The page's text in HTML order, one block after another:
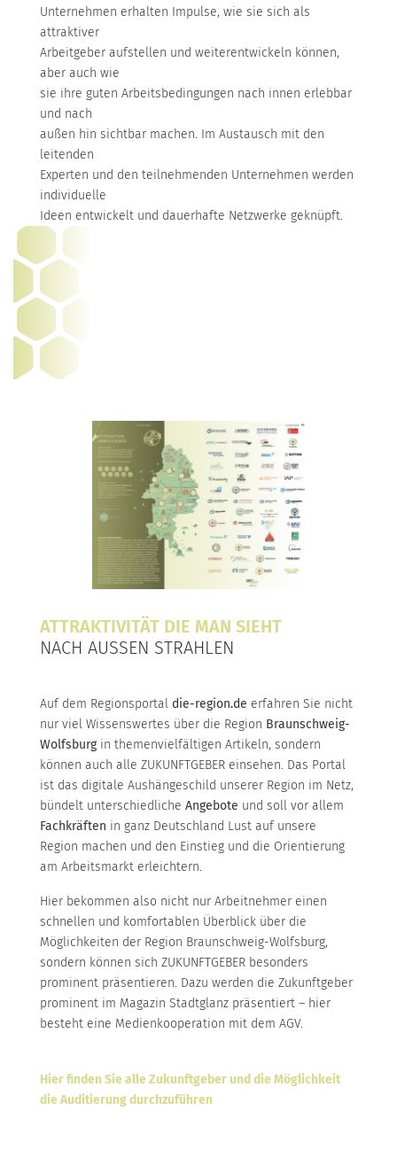
Unternehmen erhalten Impulse, wie sie sich als
attraktiver
Arbeitgeber aufstellen und weiterentwickeln können,
aber auch wie
sie ihre guten Arbeitsbedingungen nach innen erlebbar
und nach
außen hin sichtbar machen. Im Austausch mit den
leitenden
Experten und den teilnehmenden Unternehmen werden
individuelle
Ideen entwickelt und dauerhafte Netzwerke geknüpft.
ATTRAKTIVITÄT DIE MAN SIEHT
NACH AUSSEN STRAHLEN
Auf dem Regionsportal die-region.de erfahren Sie nicht
nur viel Wissenswertes über die Region Braunschweig-
Wolfsburgin themenvielfältigen Artikeln, sondern
können auch alle ZUKUNFTGEBER einsehen. Das Portal
ist das digitale Aushängeschild unserer Region im Netz,
bündelt unterschiedliche Angebote und soll vor allem
Fachkräften in ganz Deutschland Lust auf unsere
Region machen und den Einstieg und die Orientierung
am Arbeitsmarkt erleichtern.
Hier bekommen also nicht nur Arbeitnehmer einen
schnellen und komfortablen Überblick über die
Möglichkeiten der Region Braunschweig-Wolfsburg,
sondern können sich ZUKUNFTGEBER besonders
prominent präsentieren. Dazu werden die Zukunftgeber
prominent im Magazin Stadtglanz präsentiert – hier
besteht eine Medienkooperation mit dem AGV.
Hier finden Sie alle Zukunftgeber und die Möglichkeit
die Auditierung durchzuführen